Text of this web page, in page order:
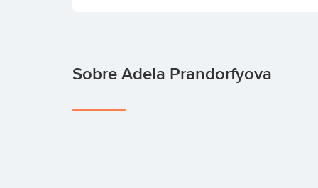
Sobre Adela Prandorfyova